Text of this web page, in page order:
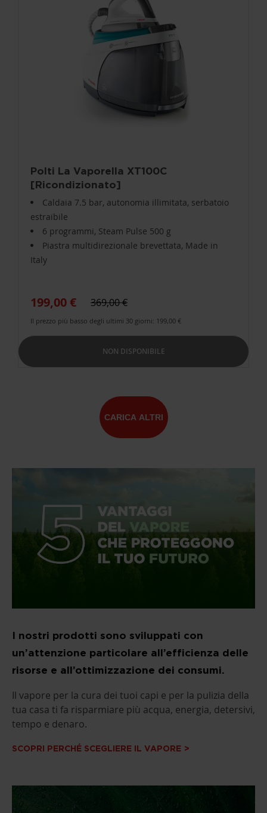
Polti La Vaporella XT100C
[Ricondizionato]
Caldaia 7.5 bar, autonomia illimitata, serbatoio
estraibile
6 programmi, Steam Pulse 500 g
Piastra multidirezionale brevettata, Made in
Italy
199,00 € 369,00 €
Il prezzo più basso degli ultimi 30 giorni: 199,00 €
NON DISPONIBILE
CARICA ALTRI
I nostri prodotti sono sviluppati con
un’attenzione particolare all’efficienza delle
risorse e all’ottimizzazione dei consumi.
Il vapore per la cura dei tuoi capi e per la pulizia della
tua casa ti fa risparmiare più acqua, energia, detersivi,
tempo e denaro.
SCOPRI PERCHÉ SCEGLIERE IL VAPORE